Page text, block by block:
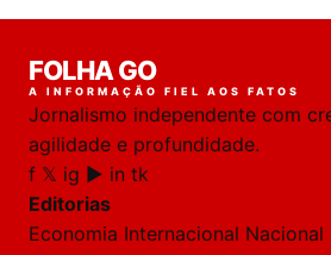
online
FOLHA GO
A INFORMAÇÃO FIEL AOS FATOS
Jornalismo independente com
agilidade e profundidade.
f 𝕏 ig ▶ in tk
Editorias
Economia Internacional Nacional